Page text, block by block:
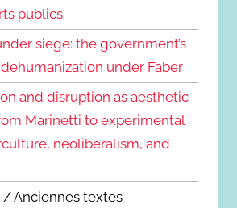
publics
siege: the government’s
under Faber
and disruption as aesthetic
Marinetti to experimental
neoliberalism, and
Anciennes textes